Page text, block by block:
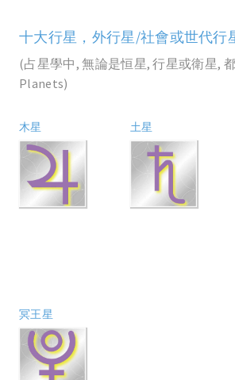
十大行星，外行星/社會或世代行
(占星學中, 無論是恒星, 行星或衛星,
Planets)
木星 土星
冥王星